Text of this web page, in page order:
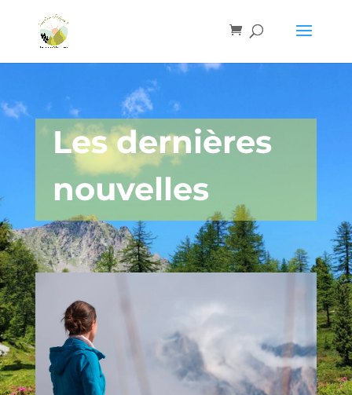
Les dernières
nouvelles